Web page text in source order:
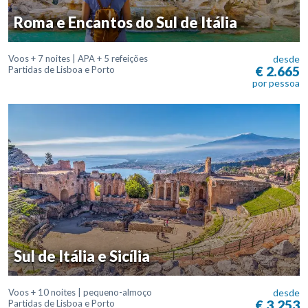
Roma e Encantos do Sul de Itália
Voos + 7 noites | APA + 5 refeições
Partidas de Lisboa e Porto
desde
€ 2.665
por pessoa
Sul de Itália e Sicília
Voos + 10 noites | pequeno-almoço
Partidas de Lisboa e Porto
desde